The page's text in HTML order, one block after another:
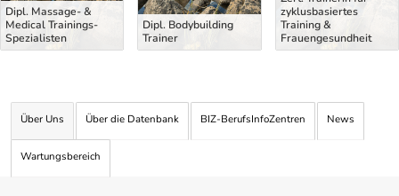
Dipl. Massage- &
Medical Trainings-
Spezialisten
Dipl. Bodybuilding
Trainer
zyklusbasiertes
Training &
Frauengesundheit
Über Uns Über die Datenbank BIZ-BerufsInfoZentren News
Wartungsbereich